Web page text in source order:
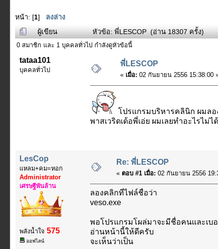
หน้า: [1] ลงล่าง
ผู้เขียน
หัวข้อ: พี่LESCOP (อ่าน 18307 ครั้ง)
0 สมาชิก และ 1 บุคคลทั่วไป กำลังดูหัวข้อนี้
tataa101
บุคคลทั่วไป
พี่LESCOP
« เมื่อ: 02 กันยายน 2556 15:38:00
โปรแกรมบริหารคลินิก ผมลอ
พาสเวริดเด้อพี่เอ่ย ผมเลยทำอะไรไม่
LesCop
แหลม+คม=หอก
Administrator
เศรษฐีพันล้าน
พลังน้ำใจ 575
ออฟไลน์
Re: พี่LESCOP
« ตอบ #1 เมื่อ: 02 กันยายน 2556
ลองคลิกที่ไฟล์ชื่อว่า
veso.exe
พอโปรแกรมโผล่มาจะมีชื่อคนและเบ
อ่านหน้านี้ให้ดีครับ
จะเห็นว่าเป็น